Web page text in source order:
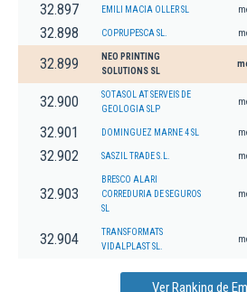
32.897 EMILI MACIA OLLER SL
32.898 COPRUPESCA SL.
32.899
NEO PRINTING
SOLUTIONS SL
32.900
SOTASOL AT SERVEIS DE
GEOLOGIA SLP
32.901 DOMINGUEZ MARNE 4 SL
32.902 SASZIL TRADE S.L.
32.903
BRESCO ALARI
CORREDURIA DE SEGUROS
SL
32.904
TRANSFORMATS
VIDALPLAST SL.
Ver Ranking de